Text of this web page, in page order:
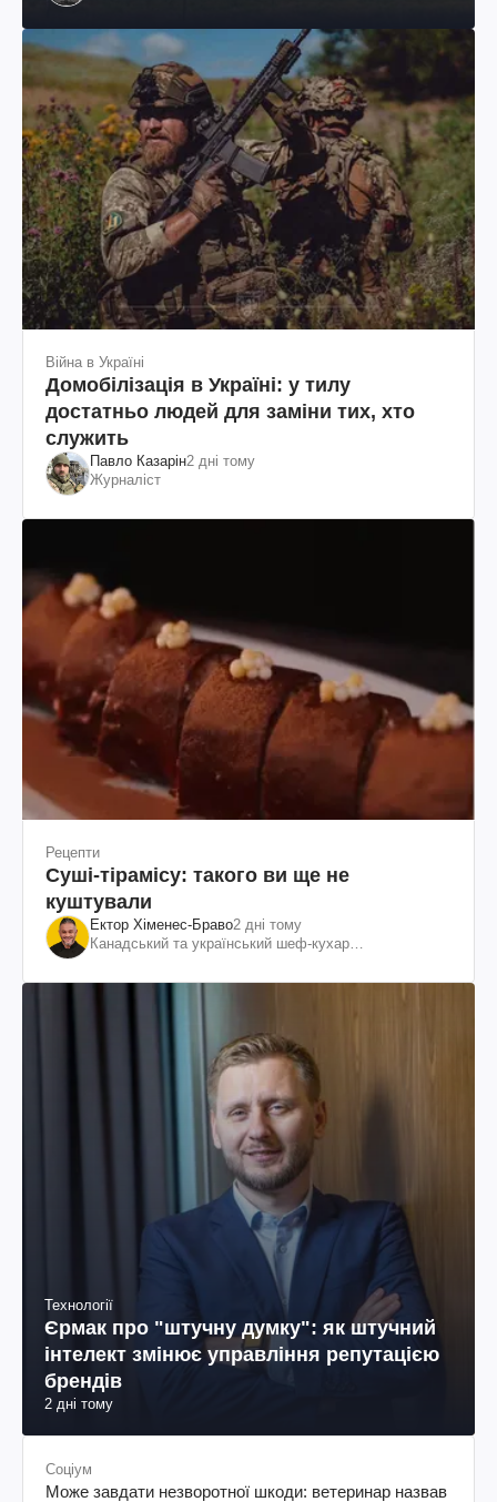
Війна в Україні
Домобілізація в Україні: у тилу
достатньо людей для заміни тих, хто
служить
Павло Казарін2 дні тому
Журналіст
Рецепти
Суші-тірамісу: такого ви ще не
куштували
Ектор Хіменес-Браво2 дні тому
Канадський та український шеф-кухар
Технології
Єрмак про "штучну думку": як штучний
інтелект змінює управління репутацією
брендів
2 дні тому
Соціум
Може завдати незворотної шкоди: ветеринар назвав